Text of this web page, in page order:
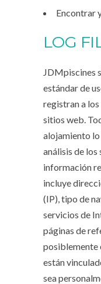
Encontrar
LOG
JDMpiscines
estándar de
registran a
sitios web.
alojamiento
análisis de
información
incluye
(IP), tipo de
servicios de
páginas de
posiblemente
están
sea